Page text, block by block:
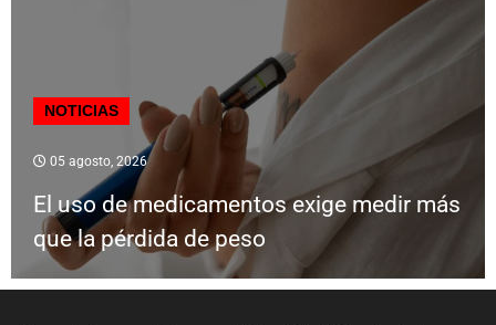
NOTICIAS
05 agosto, 2026
El uso de medicamentos exige medir más
que la pérdida de peso